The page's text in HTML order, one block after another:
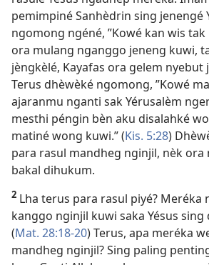
pemimpiné Sanhèdrin sing jenengé
ngomong ngéné, ”Kowé kan wis
ora mulang nganggo jeneng kuwi,
jèngkèlé, Kayafas ora gelem nyebut
Terus dhèwèké ngomong, ”Kowé
ajaranmu nganti sak Yérusalèm
mesthi péngin bèn aku disalahké
matiné wong kuwi.” (Kis. 5:28)
para rasul mandheg nginjil, nèk ora
bakal dihukum.
2 Lha terus para rasul piyé? Meréka
kanggo nginjil kuwi saka Yésus sing
(Mat. 28:18-20) Terus, apa meréka
mandheg nginjil? Sing paling